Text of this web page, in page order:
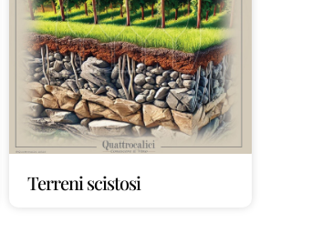
Terreni scistosi